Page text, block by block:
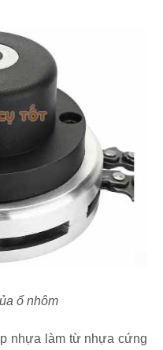
ổ nhôm
nhựa làm từ nhựa cứng